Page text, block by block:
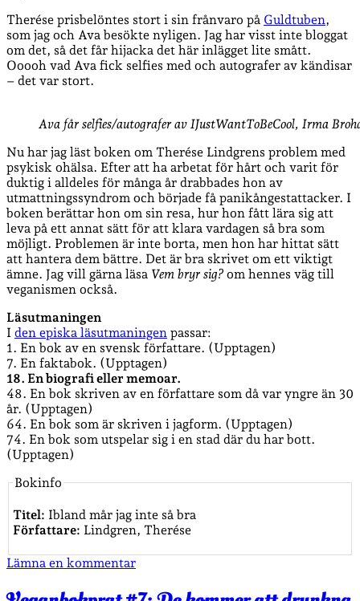
Therése prisbelöntes stort i sin frånvaro på Guldtuben,
som jag och Ava besökte nyligen. Jag har visst inte bloggat
om det, så det får hijacka det här inlägget lite smått.
Ooooh vad Ava fick selfies med och autografer av kändisar
– det var stort.
Ava får selfies/autografer av IJustWantToBeCool, Irma
Nu har jag läst boken om Therése Lindgrens problem med
psykisk ohälsa. Efter att ha arbetat för hårt och varit för
duktig i alldeles för många år drabbades hon av
utmattningssyndrom och började få panikångestattacker. I
boken berättar hon om sin resa, hur hon fått lära sig att
leva på ett annat sätt för att klara vardagen så bra som
möjligt. Problemen är inte borta, men hon har hittat sätt
att hantera dem bättre. Det är bra skrivet om ett viktigt
ämne. Jag vill gärna läsa Vem bryr sig? om hennes väg till
veganismen också.
Läsutmaningen
I den episka läsutmaningen passar:
1. En bok av en svensk författare. (Upptagen)
7. En faktabok. (Upptagen)
18. En biografi eller memoar.
48. En bok skriven av en författare som då var yngre än 30
år. (Upptagen)
64. En bok som är skriven i jagform. (Upptagen)
74. En bok som utspelar sig i en stad där du har bott.
(Upptagen)
Bokinfo
Titel: Ibland mår jag inte så bra
Författare: Lindgren, Therése
Lämna en kommentar